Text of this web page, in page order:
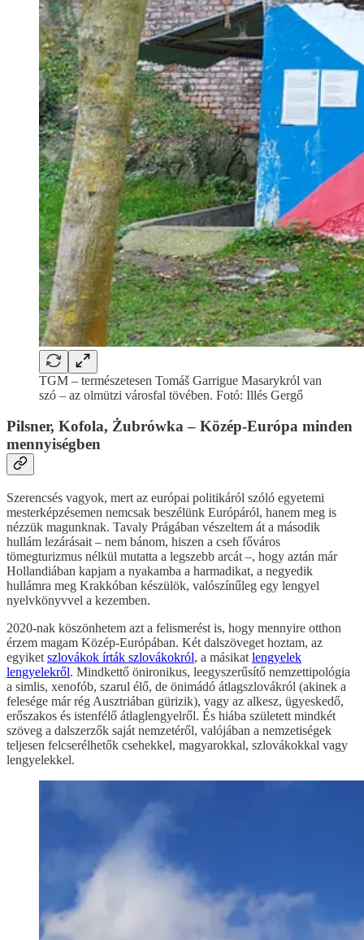
TGM – természetesen Tomáš Garrigue Masarykról van
szó – az olmützi városfal tövében. Fotó: Illés Gergő
Pilsner, Kofola, Żubrówka – Közép-Európa minden
mennyiségben
Szerencsés vagyok, mert az európai politikáról szóló egyetemi
mesterképzésemen nemcsak beszélünk Európáról, hanem meg is
nézzük magunknak. Tavaly Prágában vészeltem át a második
hullám lezárásait – nem bánom, hiszen a cseh főváros
tömegturizmus nélkül mutatta a legszebb arcát –, hogy aztán már
Hollandiában kapjam a nyakamba a harmadikat, a negyedik
hullámra meg Krakkóban készülök, valószínűleg egy lengyel
nyelvkönyvvel a kezemben.
2020-nak köszönhetem azt a felismerést is, hogy mennyire otthon
érzem magam Közép-Európában. Két dalszöveget hoztam, az
egyiket szlovákok írták szlovákokról, a másikat lengyelek
lengyelekről. Mindkettő önironikus, leegyszerűsítő nemzettipológia
a simlis, xenofób, szarul élő, de önimádó átlagszlovákról (akinek a
felesége már rég Ausztriában gürizik), vagy az alkesz, ügyeskedő,
erőszakos és istenfélő átlaglengyelről. És hiába született mindkét
szöveg a dalszerzők saját nemzetéről, valójában a nemzetiségek
teljesen felcserélhetők csehekkel, magyarokkal, szlovákokkal vagy
lengyelekkel.